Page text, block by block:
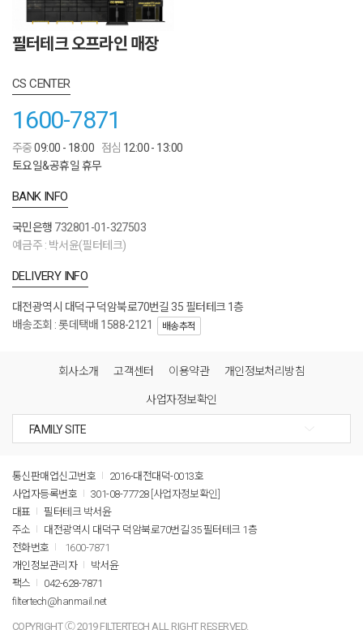
필터테크 오프라인 매장
CS CENTER
1600-7871
주중09:00 - 18:00 점심 12:00 - 13:00
토요일&공휴일 휴무
BANK INFO
국민은행 732801-01-327503
예금주 : 박서윤(필터테크)
DELIVERY INFO
대전광역시 대덕구 덕암북로70번길 35 필터테크 1층
배송조회 : 롯데택배 1588-2121
배송추적
회사소개 고객센터 이용약관 개인정보처리방침
사업자정보확인
통신판매업신고번호
2016-대전대덕-0013호
사업자등록번호
301-08-77728 [사업자정보확인]
대표
필터테크 박서윤
주소
대전광역시 대덕구 덕암북로70번길 35 필터테크 1층
전화번호
1600-7871
개인정보관리자
박서윤
팩스
042-628-7871
filtertech@hanmail.net
COPYRIGHT Ⓒ 2019 FILTERTECH ALL RIGHT RESERVED.